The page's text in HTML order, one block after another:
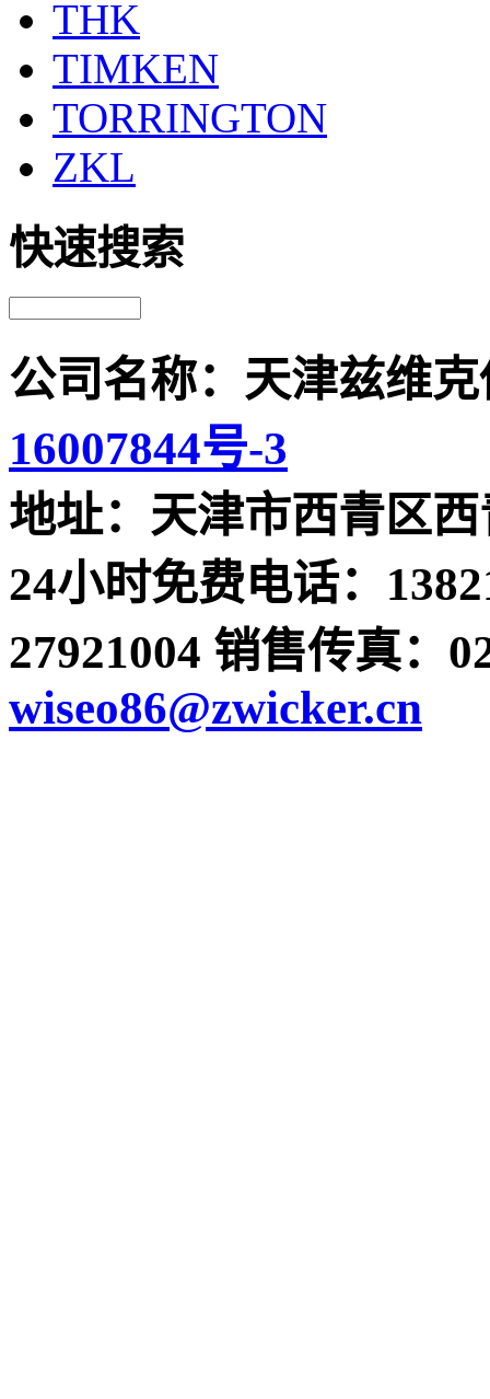
THK
TIMKEN
TORRINGTON
ZKL
快速搜索
公司名称：天津兹维
16007844号-3
地址：天津市西青区西
24小时免费电话：
27921004 销售传真：
wiseo86@zwicker.cn